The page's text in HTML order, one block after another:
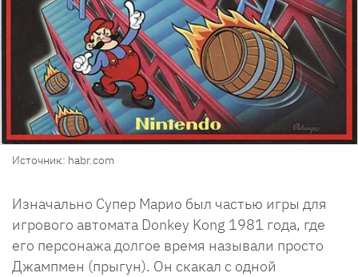
Источник: habr.com
Изначально Супер Марио был частью игры для
игрового автомата Donkey Kong 1981 года, где
его персонажа долгое время называли просто
Джампмен (прыгун). Он скакал с одной